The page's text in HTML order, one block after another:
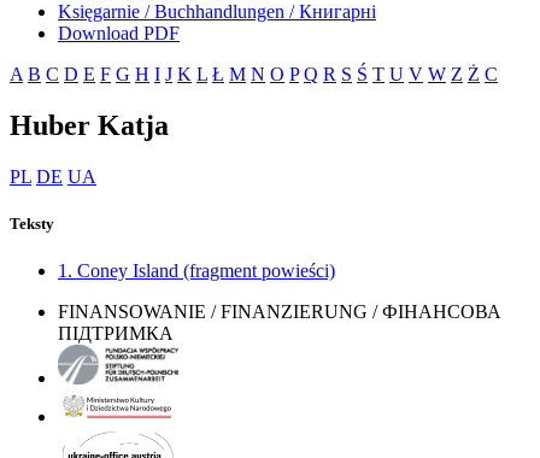
Księgarnie / Buchhandlungen / Книгарні
Download PDF
A B C D E F G H I J K L Ł M N O P Q R S Ś T U V W Z Ż С
Huber Katja
PL DE UA
Teksty
1. Coney Island (fragment powieści)
FINANSOWANIE / FINANZIERUNG / ФІНАНСОВА
ПІДТРИМКА